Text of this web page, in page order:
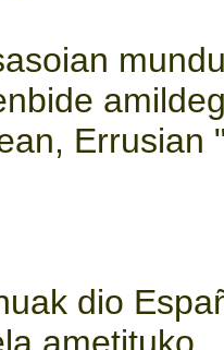
Errusian
dio